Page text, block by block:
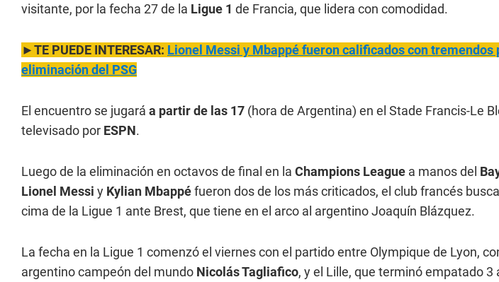
visitante, por la fecha 27 de la Ligue 1 de Francia, que lidera con comodidad.
►TE PUEDE INTERESAR: Lionel Messi y Mbappé fueron calificados con tremendos
eliminación del PSG
El encuentro se jugará a partir de las 17 (hora de Argentina) en el Stade Francis-Le
televisado por ESPN.
Luego de la eliminación en octavos de final en la Champions League a manos del
Lionel Messi y Kylian Mbappéfueron dos de los más criticados, el club francés
cima de la Ligue 1 ante Brest, que tiene en el arco al argentino Joaquín Blázquez.
La fecha en la Ligue 1 comenzó el viernes con el partido entre Olympique de Lyon,
argentino campeón del mundo Nicolás Tagliafico, y el Lille, que terminó empatado 3